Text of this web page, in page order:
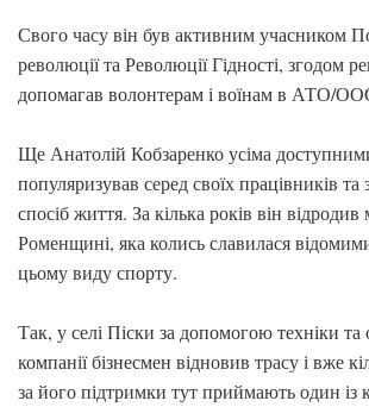
Свого часу він був активним учасником
революції та Революції Гідності, згодом
допомагав волонтерам і воїнам в АТО/
Ще Анатолій Кобзаренко усіма
популяризував серед своїх працівників та
спосіб життя. За кілька років він
Роменщині, яка колись славилася
цьому виду спорту.
Так, у селі Піски за допомогою техніки та
компанії бізнесмен відновив трасу і вже
за його підтримки тут приймають один із